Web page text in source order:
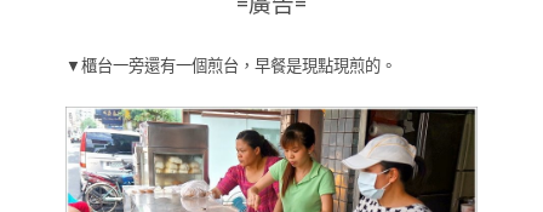
▼櫃台一旁還有一個煎台，早餐是現點現煎的。